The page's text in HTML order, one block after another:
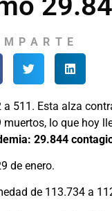
511. Esta alza
lo que hoy
29.844
de enero.
de 113.734 a